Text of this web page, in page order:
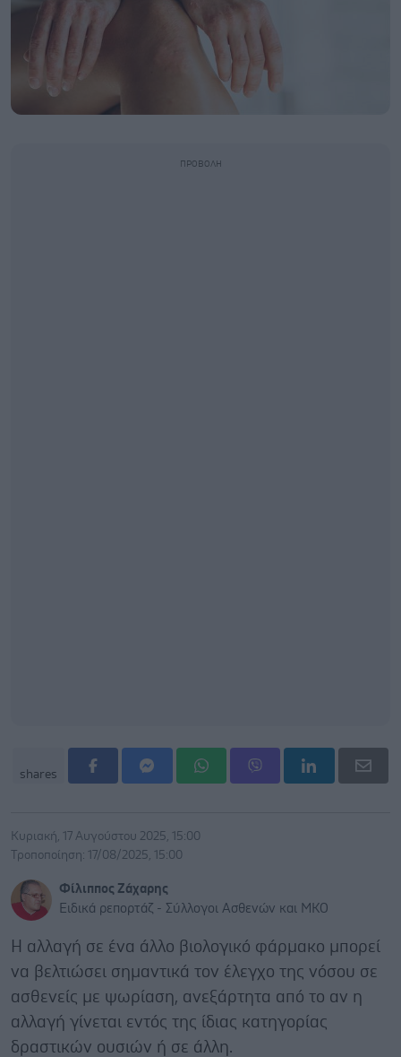
shares
Κυριακή, 17 Αυγούστου 2025, 15:00
Τροποποίηση: 17/08/2025, 15:00
Φίλιππος Ζάχαρης
Ειδικά ρεπορτάζ - Σύλλογοι Ασθενών και ΜΚΟ
Η αλλαγή σε ένα άλλο βιολογικό φάρμακο μπορεί
να βελτιώσει σημαντικά τον έλεγχο της νόσου σε
ασθενείς με ψωρίαση, ανεξάρτητα από το αν η
αλλαγή γίνεται εντός της ίδιας κατηγορίας
δραστικών ουσιών ή σε άλλη.